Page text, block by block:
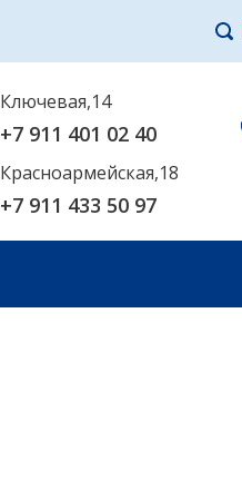
Ключевая,14
+7 911 401 02 40
Красноармейская,18
+7 911 433 50 97